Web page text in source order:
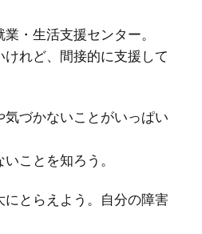
・生活支援センター。
れど、間接的に支援して
づかないことがいっぱい
ことを知ろう。
とらえよう。自分の障害